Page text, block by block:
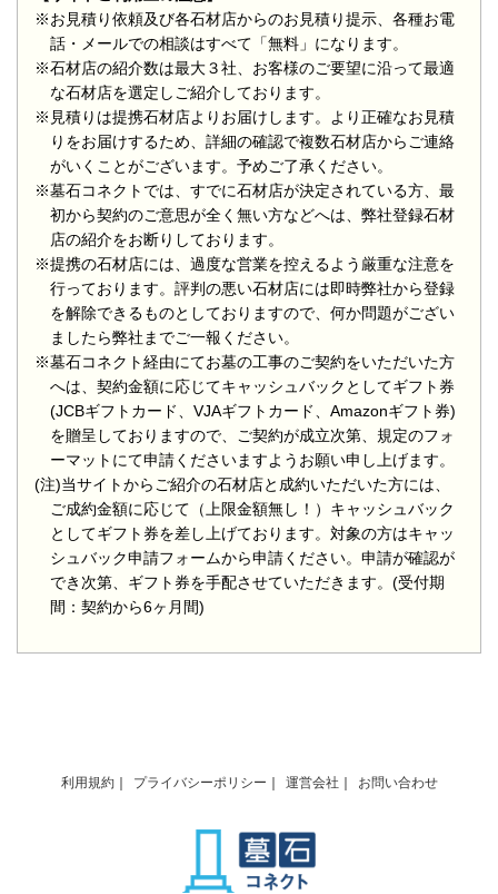
※お見積り依頼及び各石材店からのお見積り提示、各種お電
話・メールでの相談はすべて「無料」になります。
※石材店の紹介数は最大３社、お客様のご要望に沿って最適
な石材店を選定しご紹介しております。
※見積りは提携石材店よりお届けします。より正確なお見積
りをお届けするため、詳細の確認で複数石材店からご連絡
がいくことがございます。予めご了承ください。
※墓石コネクトでは、すでに石材店が決定されている方、最
初から契約のご意思が全く無い方などへは、弊社登録石材
店の紹介をお断りしております。
※提携の石材店には、過度な営業を控えるよう厳重な注意を
行っております。評判の悪い石材店には即時弊社から登録
を解除できるものとしておりますので、何か問題がござい
ましたら弊社までご一報ください。
※墓石コネクト経由にてお墓の工事のご契約をいただいた方
へは、契約金額に応じてキャッシュバックとしてギフト券
(JCBギフトカード、VJAギフトカード、Amazonギフト券)
を贈呈しておりますので、ご契約が成立次第、規定のフォ
ーマットにて申請くださいますようお願い申し上げます。
(注)当サイトからご紹介の石材店と成約いただいた方には、
ご成約金額に応じて（上限金額無し！）キャッシュバック
としてギフト券を差し上げております。対象の方はキャッ
シュバック申請フォームから申請ください。申請が確認が
でき次第、ギフト券を手配させていただきます。(受付期
間：契約から6ヶ月間)
利用規約 プライバシーポリシー 運営会社 お問い合わせ